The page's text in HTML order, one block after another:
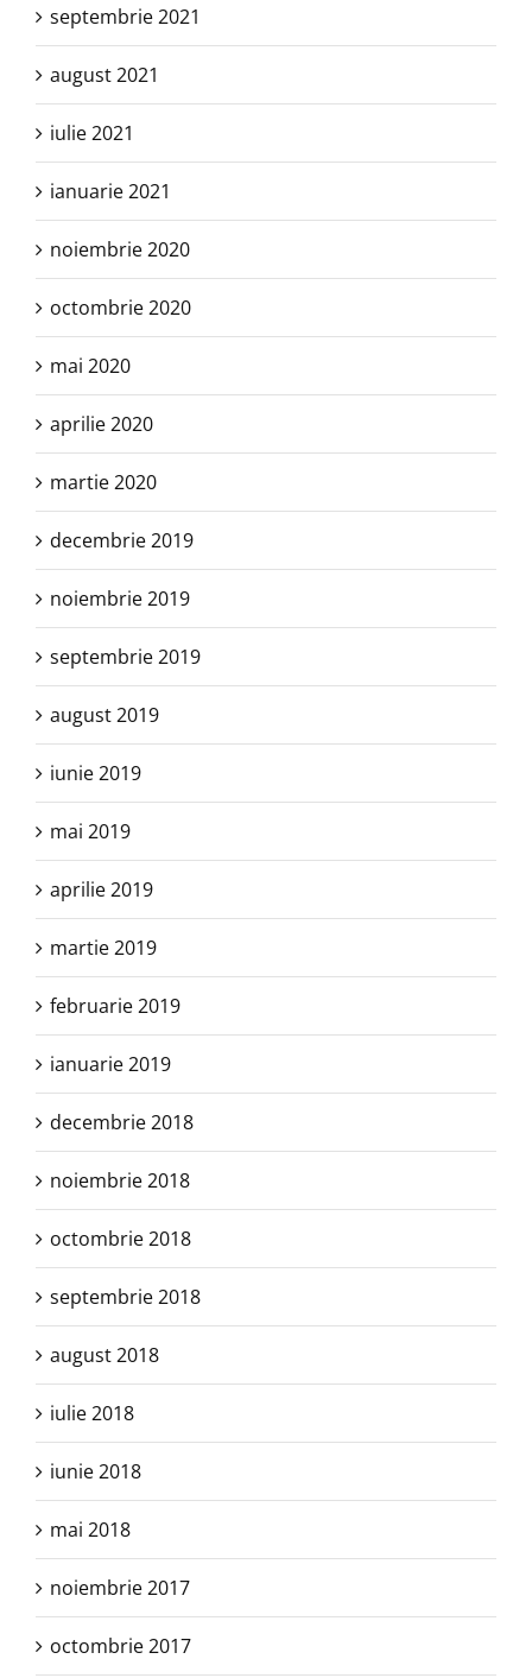
septembrie 2021
august 2021
iulie 2021
ianuarie 2021
noiembrie 2020
octombrie 2020
mai 2020
aprilie 2020
martie 2020
decembrie 2019
noiembrie 2019
septembrie 2019
august 2019
iunie 2019
mai 2019
aprilie 2019
martie 2019
februarie 2019
ianuarie 2019
decembrie 2018
noiembrie 2018
octombrie 2018
septembrie 2018
august 2018
iulie 2018
iunie 2018
mai 2018
noiembrie 2017
octombrie 2017